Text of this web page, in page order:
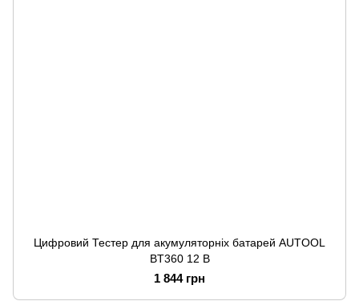
Цифровий Тестер для акумуляторніх батарей AUTOOL
BT360 12 В
1 844 грн